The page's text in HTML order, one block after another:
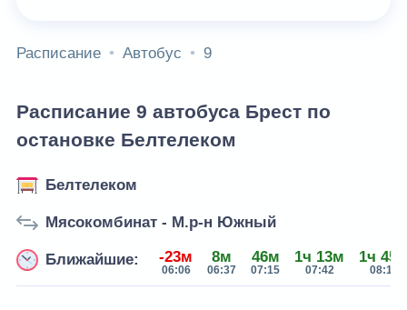
Расписание Автобус 9
Расписание 9 автобуса Брест по
остановке Белтелеком
Белтелеком
Мясокомбинат - М.р-н Южный
Ближайшие: -23м
06:06
8м
06:37
46м
07:15
1ч 13м
07:42
1ч
08:14